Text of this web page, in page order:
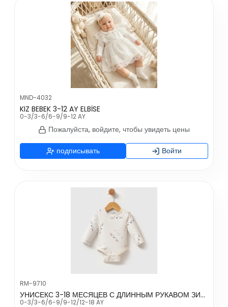
MND-4032
KIZ BEBEK 3-12 AY ELBİSE
0-3/3-6/6-9/9-12 AY
Пожалуйста, войдите, чтобы увидеть цены
подписывать Войти
RM-9710
УНИСЕКС 3-18 МЕСЯЦЕВ С ДЛИННЫМ РУКАВОМ ЗИБИН
0-3/3-6/6-9/9-12/12-18 AY